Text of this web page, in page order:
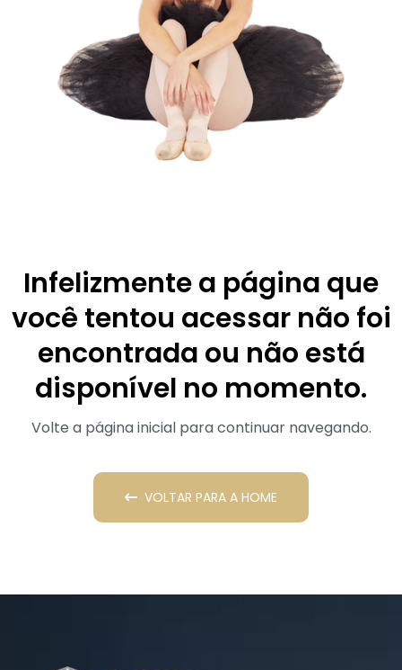
Infelizmente a página que
você tentou acessar não foi
encontrada ou não está
disponível no momento.
Volte a página inicial para continuar navegando.
VOLTAR PARA A HOME